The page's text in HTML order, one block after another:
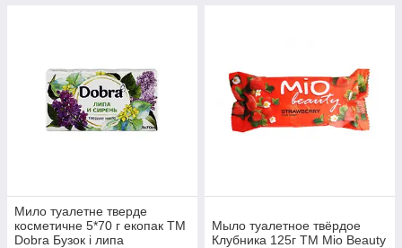
Мило туалетне тверде
косметичне 5*70 г екопак ТМ
Dobra Бузок і липа
Мыло туалетное твёрдое
Клубника 125г ТМ Mio Beauty